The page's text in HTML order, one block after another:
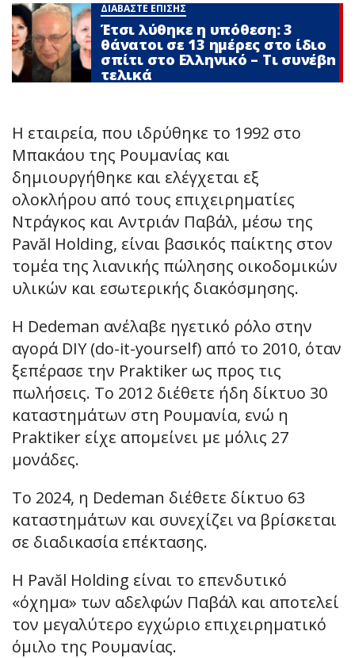
ΔΙΑΒΑΣΤΕ ΕΠΙΣΗΣ
Έτσι λύθηκε η υπόθεση: 3
θάνατοι σε 13 ημέρες στο ίδιο
σπίτι στο Ελληνικό – Τι συνέβn
τελικά
Η εταιρεία, που ιδρύθηκε το 1992 στο
Μπακάου της Ρουμανίας και
δημιουργήθηκε και ελέγχεται εξ
ολοκλήρου από τους επιχειρηματίες
Ντράγκος και Αντριάν Παβάλ, μέσω της
Pavăl Holding, είναι βασικός παίκτης στον
τομέα της λιανικής πώλησης οικοδομικών
υλικών και εσωτερικής διακόσμησης.
Η Dedeman ανέλαβε ηγετικό ρόλο στην
αγορά DIY (do-it-yourself) από το 2010, όταν
ξεπέρασε την Praktiker ως προς τις
πωλήσεις. Το 2012 διέθετε ήδη δίκτυο 30
καταστημάτων στη Ρουμανία, ενώ η
Praktiker είχε απομείνει με μόλις 27
μονάδες.
Το 2024, η Dedeman διέθετε δίκτυο 63
καταστημάτων και συνεχίζει να βρίσκεται
σε διαδικασία επέκτασης.
Η Pavăl Holding είναι το επενδυτικό
«όχημα» των αδελφών Παβάλ και αποτελεί
τον μεγαλύτερο εγχώριο επιχειρηματικό
όμιλο της Ρουμανίας.